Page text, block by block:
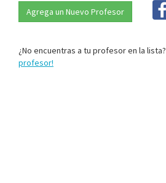
Agrega un Nuevo Profesor
¿No encuentras a tu profesor en la lista?
profesor!